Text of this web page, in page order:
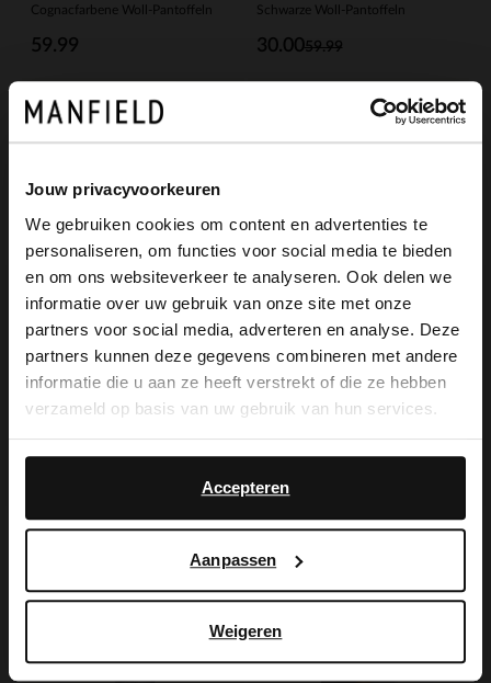
Jouw privacyvoorkeuren
We gebruiken cookies om content en advertenties te
personaliseren, om functies voor social media te bieden
en om ons websiteverkeer te analyseren. Ook delen we
informatie over uw gebruik van onze site met onze
partners voor social media, adverteren en analyse. Deze
partners kunnen deze gegevens combineren met andere
informatie die u aan ze heeft verstrekt of die ze hebben
verzameld op basis van uw gebruik van hun services.
Accepteren
Aanpassen
Weigeren
Cognacfarbene Woll-Pantoffeln
59.99
Schwarze Woll-Pantoffeln
59.99
30.00
Manfield
Hellgraue Pantoffeln
Manfield
7.99
×
View this website in English?
It looks like your language isn't Dutch. Would
you like to switch to English?
English